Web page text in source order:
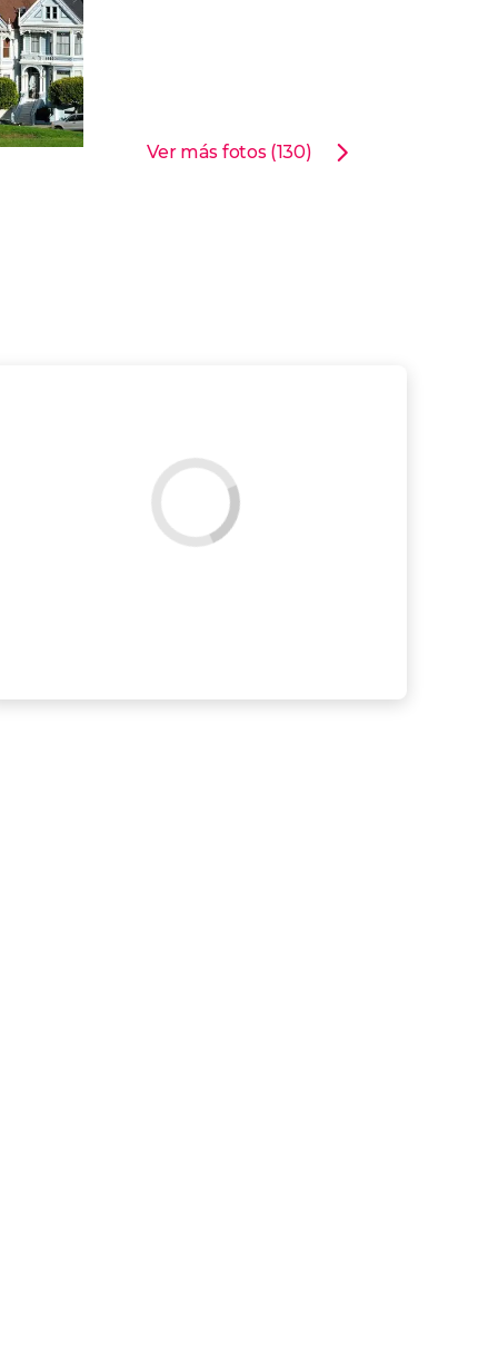
Ver más fotos (130)